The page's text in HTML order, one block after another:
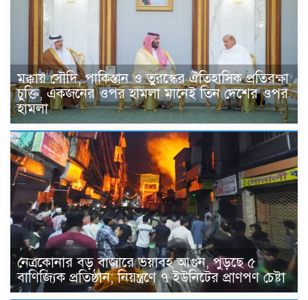
মক্কায় সৌদি, পাকিস্তান ও তুরস্কের ঐতিহাসিক প্রতিরক্ষা
চুক্তি, একজনের ওপর হামলা মানেই তিন দেশের ওপর
হামলা
নেত্রকোনার বড় বাজারে ভয়াবহ আগুন, পুড়ছে ৫
বাণিজ্যিক প্রতিষ্ঠান; নিয়ন্ত্রণে ৭ ইউনিটের প্রাণপণ চেষ্টা